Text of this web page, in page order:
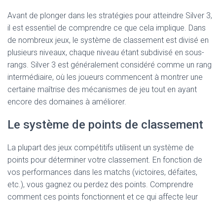
Avant de plonger dans les stratégies pour atteindre Silver 3,
il est essentiel de comprendre ce que cela implique. Dans
de nombreux jeux, le système de classement est divisé en
plusieurs niveaux, chaque niveau étant subdivisé en sous-
rangs. Silver 3 est généralement considéré comme un rang
intermédiaire, où les joueurs commencent à montrer une
certaine maîtrise des mécanismes de jeu tout en ayant
encore des domaines à améliorer.
Le système de points de classement
La plupart des jeux compétitifs utilisent un système de
points pour déterminer votre classement. En fonction de
vos performances dans les matchs (victoires, défaites,
etc.), vous gagnez ou perdez des points. Comprendre
comment ces points fonctionnent et ce qui affecte leur